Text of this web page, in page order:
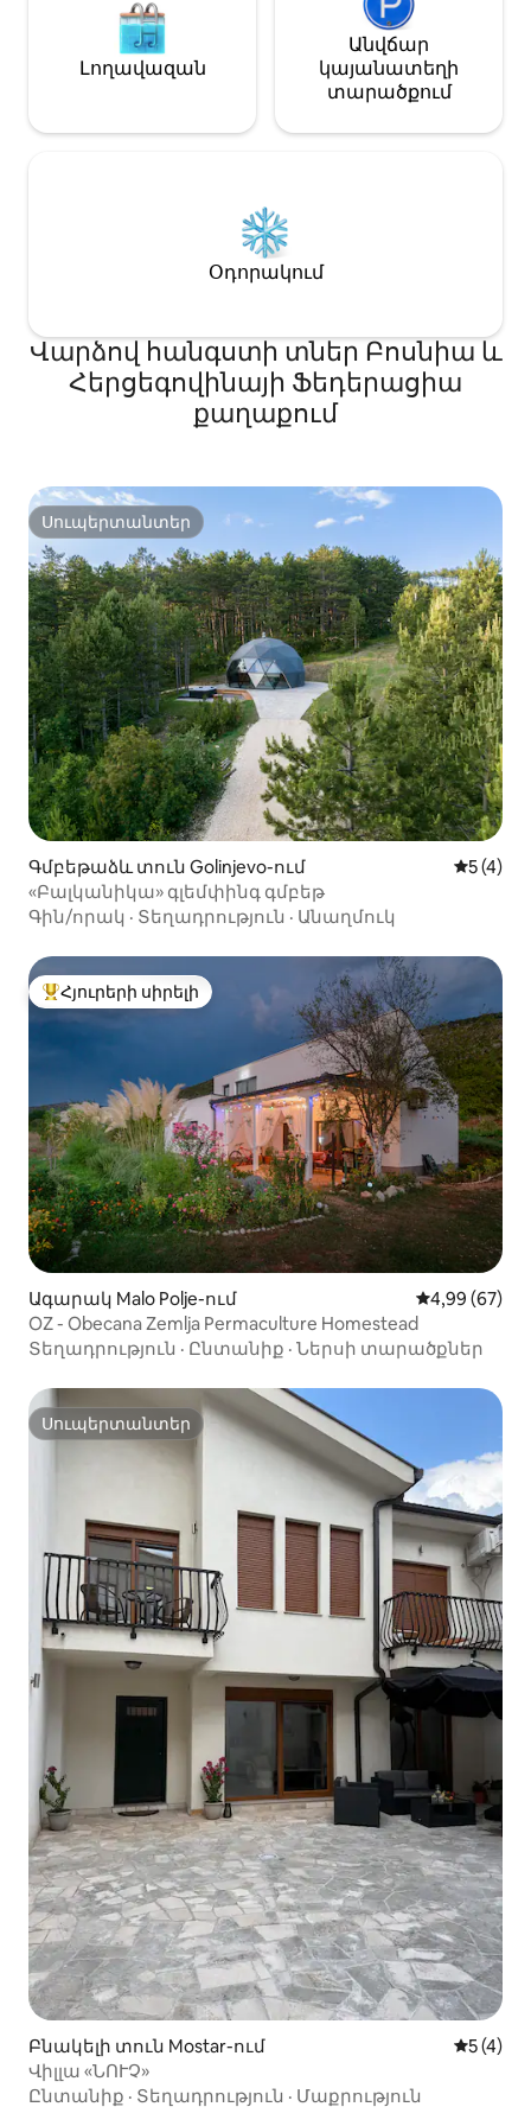
Լողավազան
Անվճար
կայանատեղի
տարածքում
Օդորակում
Վարձով հանգստի տներ Բոսնիա և
Հերցեգովինայի Ֆեդերացիա
քաղաքում
Սուպերտանտեր
Սուպերտանտեր
Գմբեթաձև տուն Golinjevo-ում Միջին
5 (4)
«Բալկանիկա» գլեմփինգ գմբեթ
Գին/որակ · Տեղադրություն · Անաղմուկ
Հյուրերի սիրելի լավագույն տները
Հյուրերի սիրելի
Ագարակ Malo Polje-ում Միջին
4,99 (67)
OZ - Obecana Zemlja Permaculture Homestead
Տեղադրություն · Ընտանիք · Ներսի տարածքներ
Սուպերտանտեր
Սուպերտանտեր
Բնակելի տուն Mostar-ում Միջին
5 (4)
Վիլլա «ՆՈՒՉ»
Ընտանիք · Տեղադրություն · Մաքրություն